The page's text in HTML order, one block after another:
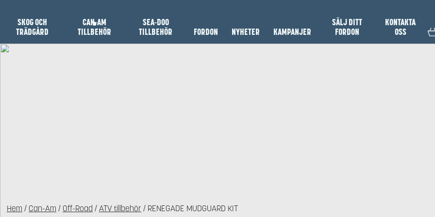
SKOG OCH
TRÄDGÅRD
CAN-AM
TILLBEHÖR
SEA-DOO
TILLBEHÖR
FORDON NYHETER KAMPANJER
SÄLJ DITT
FORDON
KONTAKTA
OSS
Hem / Can-Am / Off-Road /ATV tillbehör / RENEGADE MUDGUARD KIT